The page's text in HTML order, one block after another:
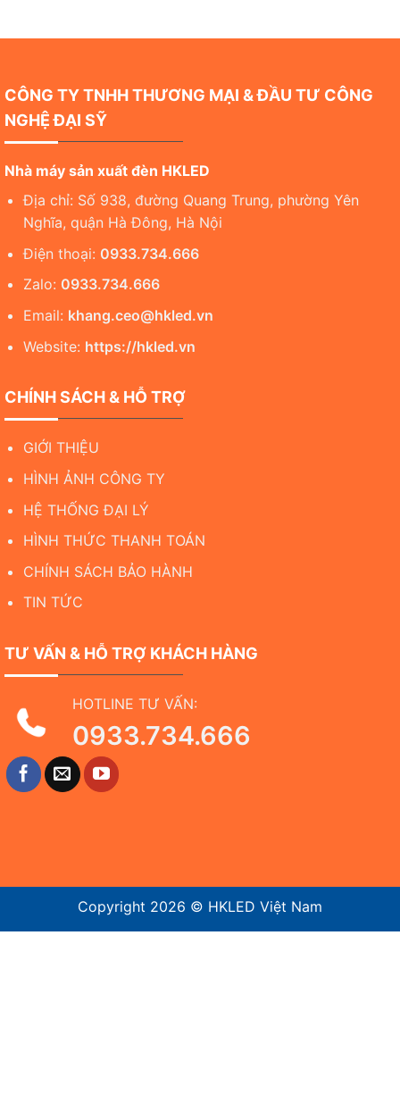
CÔNG TY TNHH THƯƠNG MẠI & ĐẦU TƯ CÔNG
NGHỆ ĐẠI SỸ
Nhà máy sản xuất đèn HKLED
Địa chỉ: Số 938, đường Quang Trung, phường Yên
Nghĩa, quận Hà Đông, Hà Nội
Điện thoại: 0933.734.666
Zalo: 0933.734.666
Email: khang.ceo@hkled.vn
Website: https://hkled.vn
CHÍNH SÁCH & HỖ TRỢ
GIỚI THIỆU
HÌNH ẢNH CÔNG TY
HỆ THỐNG ĐẠI LÝ
HÌNH THỨC THANH TOÁN
CHÍNH SÁCH BẢO HÀNH
TIN TỨC
TƯ VẤN & HỖ TRỢ KHÁCH HÀNG
HOTLINE TƯ VẤN:
0933.734.666
Copyright 2026 © HKLED Việt Nam